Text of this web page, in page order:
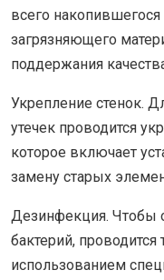
всего
загрязняющего
поддержания
Укрепление стенок.
утечек проводится
которое включает
замену старых
Дезинфекция. Чтобы
бактерий, проводится
использованием